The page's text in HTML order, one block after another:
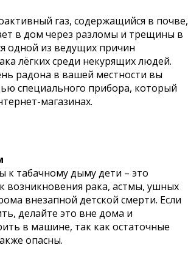
газ, содержащийся в почве,
в дом через разломы и трещины в
одной из ведущих причин
лёгких среди некурящих людей.
радона в вашей местности вы
специального прибора, который
магазинах.
к табачному дыму дети – это
возникновения рака, астмы, ушных
внезапной детской смерти. Если
делайте это вне дома и
в машине, так как остаточные
опасны.